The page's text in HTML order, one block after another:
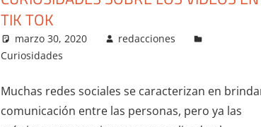
TIK TOK
marzo 30, 2020
redacciones
Curiosidades
Muchas redes sociales se caracterizan en
comunicación entre las personas, pero ya las